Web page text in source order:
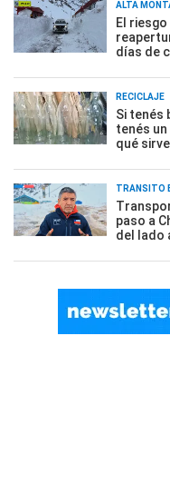
ALTA
El
días de
RECICLAJE
Si tenés
tenés
qué
TRÁNSITO
paso a
del lado